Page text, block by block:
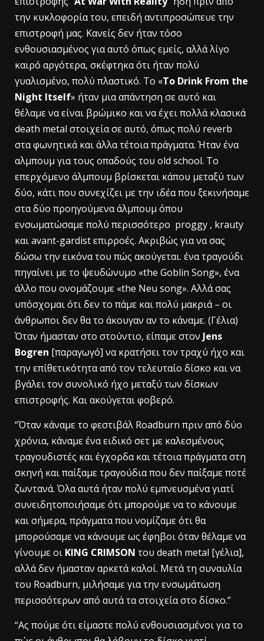
την κυκλοφορία του, επειδή αντιπροσώπευε την
επιστροφή μας. Κανείς δεν ήταν τόσο
ενθουσιασμένος για αυτό όπως εμείς, αλλά λίγο
καιρό αργότερα, σκέφτηκα ότι ήταν πολύ
γυαλισμένο, πολύ πλαστικό. Το «To Drink From the
Night Itself» ήταν μια απάντηση σε αυτό και
θέλαμε να είναι βρώμικο και να έχει πολλά κλασικά
death metal στοιχεία σε αυτό, όπως πολύ reverb
στα φωνητικά και άλλα τέτοια πράγματα. Ήταν ένα
αλμπουμ για τους οπαδούς του old school. Το
επερχόμενο άλμπουμ βρίσκεται κάπου μεταξύ των
δύο, κάτι που συνεχίζει με την ιδέα που ξεκινήσαμε
στα δύο προηγούμενα άλμπουμ όπου
ενσωματώσαμε πολύ περισσότερο proggy , krauty
και avant-gardist επιρροές. Ακριβώς για να σας
δώσω την εικόνα του πώς ακούγεται. ένα τραγούδι
πηγαίνει με το ψευδώνυμο «the Goblin Song», ένα
άλλο που ονομάζουμε «the Neu song». Αλλά σας
υπόσχομαι ότι δεν το πάμε και πολύ μακριά – οι
άνθρωποι δεν θα το άκουγαν αν το κάναμε. (Γέλια)
Όταν ήμασταν στο στούντιο, είπαμε στον Jens
Bogren [παραγωγό] να κρατήσει τον τραχύ ήχο και
την επίθετικότητα από τον τελευταίο δίσκο και να
βγάλει τον συνολικό ήχο μεταξύ των δίσκων
επιστροφής. Και ακούγεται φοβερό.
“Όταν κάναμε το φεστιβάλ Roadburn πριν από δύο
χρόνια, κάναμε ένα ειδικό σετ με καλεσμένους
τραγουδιστές και έγχορδα και τέτοια πράγματα στη
σκηνή και παίξαμε τραγούδια που δεν παίξαμε ποτέ
ζωντανά. Όλα αυτά ήταν πολύ εμπνευσμένα γιατί
συνειδητοποιήσαμε ότι μπορούμε να το κάνουμε
και σήμερα, πράγματα που νομίζαμε ότι θα
μπορούσαμε να κάνουμε ως έφηβοι όταν θέλαμε να
γίνουμε οι KING CRIMSON του death metal [γέλια],
αλλά δεν ήμασταν αρκετά καλοί. Μετά τη συναυλία
του Roadburn, μιλήσαμε για την ενσωμάτωση
περισσότερων από αυτά τα στοιχεία στο δίσκο.”
“Ας πούμε ότι είμαστε πολύ ενθουσιασμένοι για το